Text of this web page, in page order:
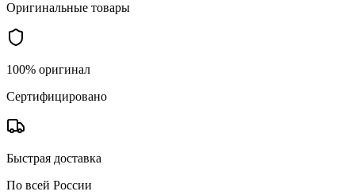
Оригинальные товары
100% оригинал
Сертифицировано
Быстрая доставка
По всей России